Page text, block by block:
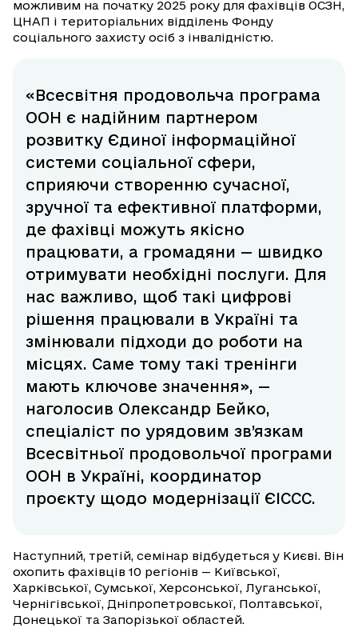
можливим на початку 2025 року для фахівців ОСЗН,
ЦНАП і територіальних відділень Фонду
соціального захисту осіб з інвалідністю.
«Всесвітня продовольча програма
ООН є надійним партнером
розвитку Єдиної інформаційної
системи соціальної сфери,
сприяючи створенню сучасної,
зручної та ефективної платформи,
де фахівці можуть якісно
працювати, а громадяни — швидко
отримувати необхідні послуги. Для
нас важливо, щоб такі цифрові
рішення працювали в Україні та
змінювали підходи до роботи на
місцях. Саме тому такі тренінги
мають ключове значення», —
наголосив Олександр Бейко,
спеціаліст по урядовим зв’язкам
Всесвітньої продовольчої програми
ООН в Україні, координатор
проєкту щодо модернізації ЄІССС.
Наступний, третій, семінар відбудеться у Києві. Він
охопить фахівців 10 регіонів — Київської,
Харківської, Сумської, Херсонської, Луганської,
Чернігівської, Дніпропетровської, Полтавської,
Донецької та Запорізької областей.